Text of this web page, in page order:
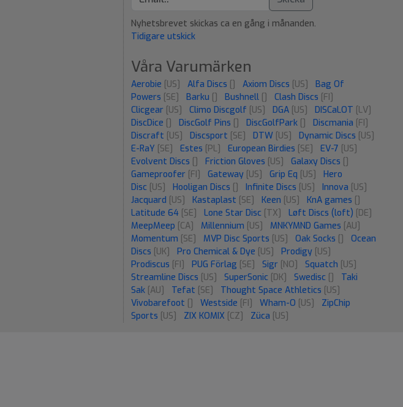
Nyhetsbrevet skickas ca en gång i månanden.
Tidigare utskick
Våra Varumärken
Aerobie [US] Alfa Discs [] Axiom Discs [US]
Bag Of
Powers [SE] Barku [] Bushnell [] Clash Discs [FI]
Clicgear [US] Climo Discgolf [US] DGA [US] DISCaLOT [LV]
DiscDice [] DiscGolf Pins [] DiscGolfPark [] Discmania [FI]
Discraft [US] Discsport [SE] DTW [US] Dynamic Discs [US]
E-RaY [SE] Estes [PL] European Birdies [SE] EV-7 [US]
Evolvent Discs [] Friction Gloves [US] Galaxy Discs []
Gameproofer [FI] Gateway [US] Grip Eq [US]
Hero
Disc [US] Hooligan Discs [] Infinite Discs [US] Innova [US]
Jacquard [US] Kastaplast [SE] Keen [US] KnA games []
Latitude 64 [SE] Lone Star Disc [TX] Løft Discs (loft) [DE]
MeepMeep [CA] Millennium [US] MNKYMND Games [AU]
Momentum [SE] MVP Disc Sports [US] Oak Socks []
Ocean
Discs [UK] Pro Chemical & Dye [US] Prodigy [US]
Prodiscus [FI] PUG Förlag [SE] Sigr [NO] Squatch [US]
Streamline Discs [US] SuperSonic [DK] Swedisc []
Taki
Sak [AU] Tefat [SE] Thought Space Athletics [US]
Vivobarefoot [] Westside [FI] Wham-O [US]
ZipChip
Sports [US] ZIX KOMIX [CZ] Züca [US]